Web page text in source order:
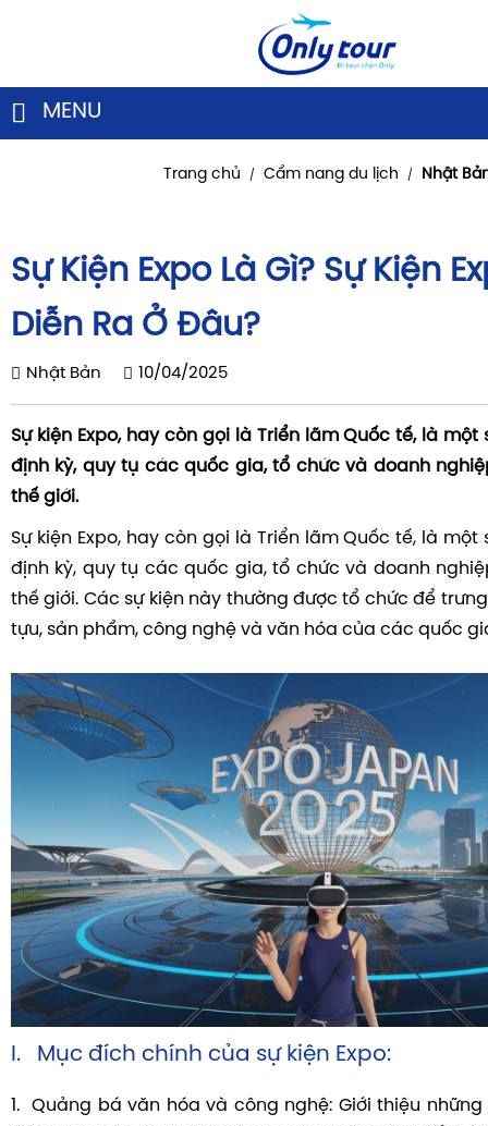
MENU
Trang chủ / Cẩm nang du lịch / Nhật
Sự Kiện Expo Là Gì? Sự Kiện
Diễn Ra Ở Đâu?
Nhật Bản 10/04/2025
Sự kiện Expo, hay còn gọi là Triển lãm Quốc tế, là một
định kỳ, quy tụ các quốc gia, tổ chức và doanh
thế giới.
Sự kiện Expo, hay còn gọi là Triển lãm Quốc tế, là một
định kỳ, quy tụ các quốc gia, tổ chức và doanh
thế giới. Các sự kiện này thường được tổ chức để
tựu, sản phẩm, công nghệ và văn hóa của các quốc
I. Mục đích chính của sự kiện Expo:
1. Quảng bá văn hóa và công nghệ: Giới thiệu